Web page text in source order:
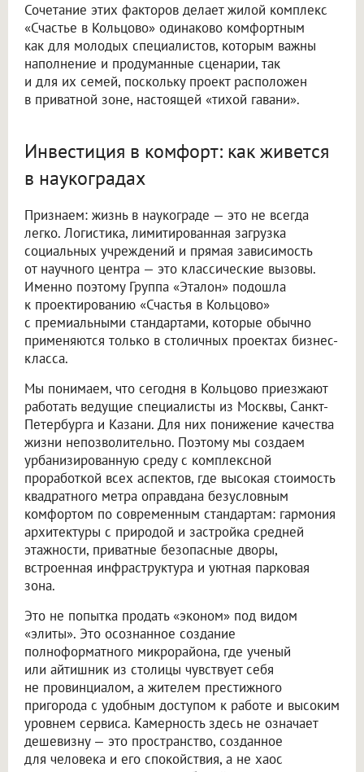
Сочетание этих факторов делает жилой комплекс
«Счастье в Кольцово» одинаково комфортным
как для молодых специалистов, которым важны
наполнение и продуманные сценарии, так
и для их семей, поскольку проект расположен
в приватной зоне, настоящей «тихой гавани».
Инвестиция в комфорт: как живется
в наукоградах
Признаем: жизнь в наукограде — это не всегда
легко. Логистика, лимитированная загрузка
социальных учреждений и прямая зависимость
от научного центра — это классические вызовы.
Именно поэтому Группа «Эталон» подошла
к проектированию «Счастья в Кольцово»
с премиальными стандартами, которые обычно
применяются только в столичных проектах бизнес-
класса.
Мы понимаем, что сегодня в Кольцово приезжают
работать ведущие специалисты из Москвы, Санкт-
Петербурга и Казани. Для них понижение качества
жизни непозволительно. Поэтому мы создаем
урбанизированную среду с комплексной
проработкой всех аспектов, где высокая стоимость
квадратного метра оправдана безусловным
комфортом по современным стандартам: гармония
архитектуры с природой и застройка средней
этажности, приватные безопасные дворы,
встроенная инфраструктура и уютная парковая
зона.
Это не попытка продать «эконом» под видом
«элиты». Это осознанное создание
полноформатного микрорайона, где ученый
или айтишник из столицы чувствует себя
не провинциалом, а жителем престижного
пригорода с удобным доступом к работе и высоким
уровнем сервиса. Камерность здесь не означает
дешевизну — это пространство, созданное
для человека и его спокойствия, а не хаос